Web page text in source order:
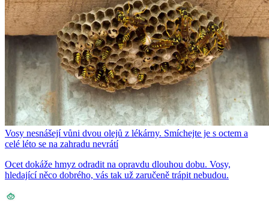
Vosy nesnášejí vůni dvou olejů z lékárny. Smíchejte je s octem a
celé léto se na zahradu nevrátí
Ocet dokáže hmyz odradit na opravdu dlouhou dobu. Vosy,
hledající něco dobrého, vás tak už zaručeně trápit nebudou.